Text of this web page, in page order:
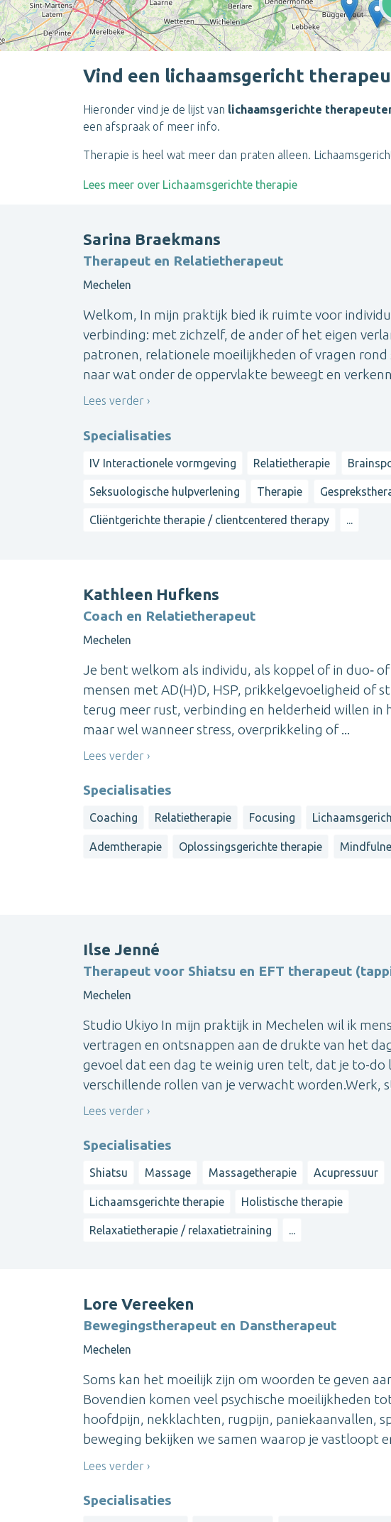
Vind een lichaamsgericht
Hieronder vind je de lijst van lichaamsgerichte
een afspraak of meer info.
Therapie is heel wat meer dan praten alleen.
Lees meer over Lichaamsgerichte therapie
Sarina Braekmans
Therapeut en Relatietherapeut
Mechelen
Welkom, In mijn praktijk bied ik ruimte voor
verbinding: met zichzelf, de ander of het eigen
patronen, relationele moeilijkheden of vragen
naar wat onder de oppervlakte beweegt en
Lees verder
Specialisaties
IV Interactionele vormgeving Relatietherapie
Seksuologische hulpverlening Therapie
Cliëntgerichte therapie / clientcentered therapy ...
Kathleen Hufkens
Coach en Relatietherapeut
Mechelen
Je bent welkom als individu, als koppel of in duo‑
mensen met AD(H)D, HSP, prikkelgevoeligheid of
terug meer rust, verbinding en helderheid willen
maar wel wanneer stress, overprikkeling of ...
Lees verder
Specialisaties
Coaching Relatietherapie Focusing
Ademtherapie Oplossingsgerichte therapie
Ilse Jenné
Therapeut voor Shiatsu en EFT therapeut
Mechelen
Studio Ukiyo In mijn praktijk in Mechelen wil ik
vertragen en ontsnappen aan de drukte van het
gevoel dat een dag te weinig uren telt, dat je to-
verschillende rollen van je verwacht worden.Werk,
Lees verder
Specialisaties
Shiatsu Massage Massagetherapie Acupressuur
Lichaamsgerichte therapie Holistische therapie
Relaxatietherapie / relaxatietraining ...
Lore Vereeken
Bewegingstherapeut en Danstherapeut
Mechelen
Soms kan het moeilijk zijn om woorden te geven
Bovendien komen veel psychische moeilijkheden
hoofdpijn, nekklachten, rugpijn, paniekaanvallen,
beweging bekijken we samen waarop je vastloopt
Lees verder
Specialisaties